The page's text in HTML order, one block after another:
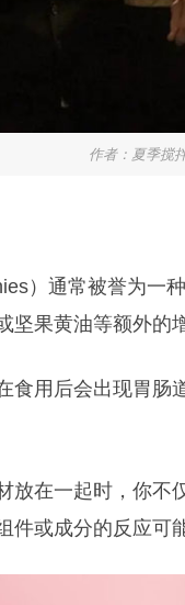
作者：夏季搅
）通常被誉为一
坚果黄油等额外的
食用后会出现胃肠
放在一起时，你不
件或成分的反应可